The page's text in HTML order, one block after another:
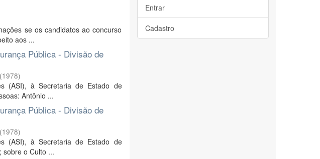
se os candidatos ao concurso
aos ...
Pública - Divisão de
(1978)
(ASI), à Secretaria de Estado de
Antônio ...
Pública - Divisão de
(1978)
(ASI), à Secretaria de Estado de
sobre o Culto ...
Entrar
Cadastro